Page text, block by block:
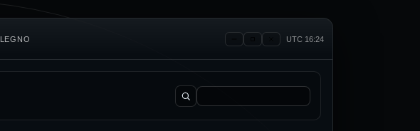
UTC 16:24
Rechercher :